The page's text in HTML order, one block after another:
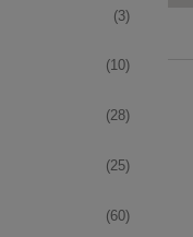
(3)
(10)
(28)
(25)
(60)